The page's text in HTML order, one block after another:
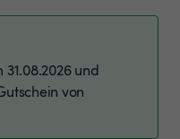
und
von